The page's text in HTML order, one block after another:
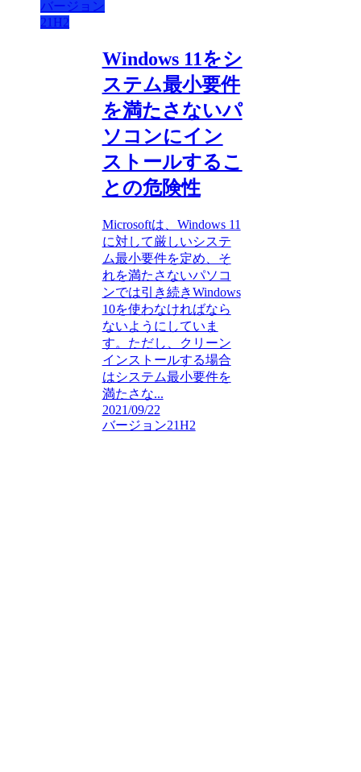
バージョン
21H2
Windows 11をシ
ステム最小要件
を満たさないパ
ソコンにイン
ストールするこ
との危険性
Microsoftは、Windows 11
に対して厳しいシステ
ム最小要件を定め、そ
れを満たさないパソコ
ンでは引き続きWindows
10を使わなければなら
ないようにしていま
す。ただし、クリーン
インストールする場合
はシステム最小要件を
満たさな...
2021/09/22
バージョン21H2